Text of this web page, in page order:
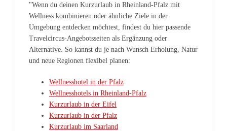
"Wenn du deinen Kurzurlaub in Rheinland-Pfalz mit
Wellness kombinieren oder ähnliche Ziele in der
Umgebung entdecken möchtest, findest du hier passende
Travelcircus-Angebotsseiten als Ergänzung oder
Alternative. So kannst du je nach Wunsch Erholung, Natur
und neue Regionen flexibel planen:
Wellnesshotel in der Pfalz
Wellnesshotels in Rheinland-Pfalz
Kurzurlaub in der Eifel
Kurzurlaub in der Pfalz
Kurzurlaub im Saarland